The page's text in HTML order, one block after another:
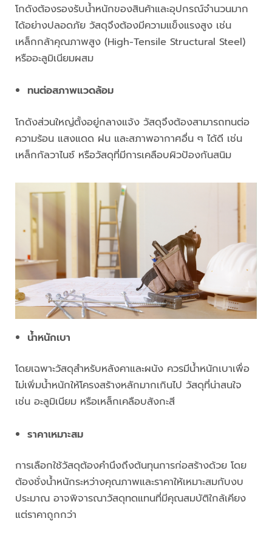
โกดังต้องรองรับน้ำหนักของสินค้าและอุปกรณ์จำนวนมาก
ได้อย่างปลอดภัย วัสดุจึงต้องมีความแข็งแรงสูง เช่น
เหล็กกล้าคุณภาพสูง (High-Tensile Structural Steel)
หรืออะลูมิเนียมผสม
ทนต่อสภาพแวดล้อม
โกดังส่วนใหญ่ตั้งอยู่กลางแจ้ง วัสดุจึงต้องสามารถทนต่อ
ความร้อน แสงแดด ฝน และสภาพอากาศอื่น ๆ ได้ดี เช่น
เหล็กกัลวาไนซ์ หรือวัสดุที่มีการเคลือบผิวป้องกันสนิม
น้ำหนักเบา
โดยเฉพาะวัสดุสำหรับหลังคาและผนัง ควรมีน้ำหนักเบาเพื่อ
ไม่เพิ่มน้ำหนักให้โครงสร้างหลักมากเกินไป วัสดุที่น่าสนใจ
เช่น อะลูมิเนียม หรือเหล็กเคลือบสังกะสี
ราคาเหมาะสม
การเลือกใช้วัสดุต้องคำนึงถึงต้นทุนการก่อสร้างด้วย โดย
ต้องชั่งน้ำหนักระหว่างคุณภาพและราคาให้เหมาะสมกับงบ
ประมาณ อาจพิจารณาวัสดุทดแทนที่มีคุณสมบัติใกล้เคียง
แต่ราคาถูกกว่า